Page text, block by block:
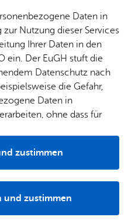
Bau­
stel­len
& Um­
lei­tun­
Um­
welt &
Kli­ma­
Sa­nie­
ren &
bi­li­en
Stadt­
Fa­mi­lie
& Kin­
der
Se­nio­
ren
Woh­
nen
re­frei
Pfle­ge
& Un­
ter­stüt­
zung
Daten in
Nutzung dieser Services
Ihrer Daten in den
ein. Der EuGH stuft die
Datenschutz nach
die Gefahr,
Daten in
ohne dass für
und zustimmen
zustimmen